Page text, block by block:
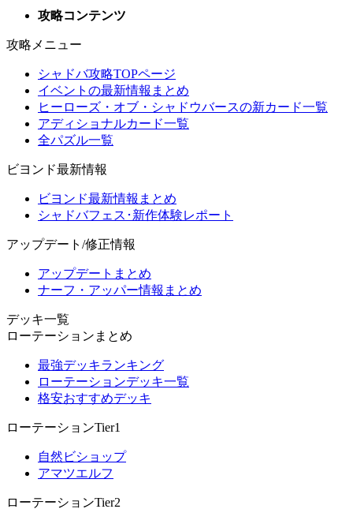
攻略コンテンツ
攻略メニュー
シャドバ攻略TOPページ
イベントの最新情報まとめ
ヒーローズ・オブ・シャドウバースの新カード一覧
アディショナルカード一覧
全パズル一覧
ビヨンド最新情報
ビヨンド最新情報まとめ
シャドバフェス･新作体験レポート
アップデート/修正情報
アップデートまとめ
ナーフ・アッパー情報まとめ
デッキ一覧
ローテーションまとめ
最強デッキランキング
ローテーションデッキ一覧
格安おすすめデッキ
ローテーションTier1
自然ビショップ
アマツエルフ
ローテーションTier2